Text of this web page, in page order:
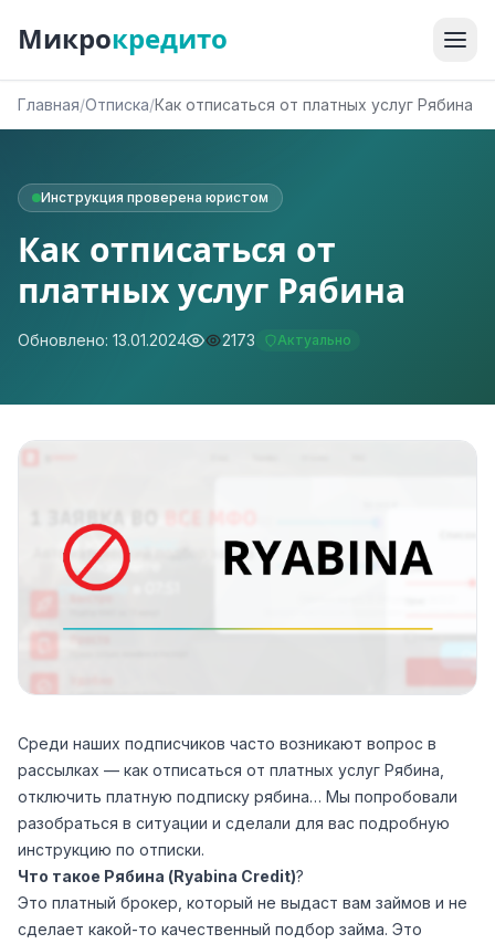
Микрокредито
Главная/Отписка/Как отписаться от платных услуг Рябина
Инструкция проверена юристом
Как отписаться от
платных услуг Рябина
Обновлено: 13.01.2024 2173 Актуально
Среди наших подписчиков часто возникают вопрос в
рассылках — как отписаться от платных услуг Рябина,
отключить платную подписку рябина… Мы попробовали
разобраться в ситуации и сделали для вас подробную
инструкцию по отписки.
Что такое Рябина (Ryabina Credit)?
Это платный брокер, который не выдаст вам займов и не
сделает какой-то качественный подбор займа. Это